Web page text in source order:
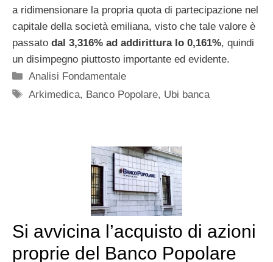
a ridimensionare la propria quota di partecipazione nel
capitale della società emiliana, visto che tale valore è
passato dal 3,316% ad addirittura lo 0,161%, quindi
un disimpegno piuttosto importante ed evidente.
Categorie
Analisi Fondamentale
Tag
Arkimedica, Banco Popolare, Ubi banca
Si avvicina l’acquisto di azioni
proprie del Banco Popolare